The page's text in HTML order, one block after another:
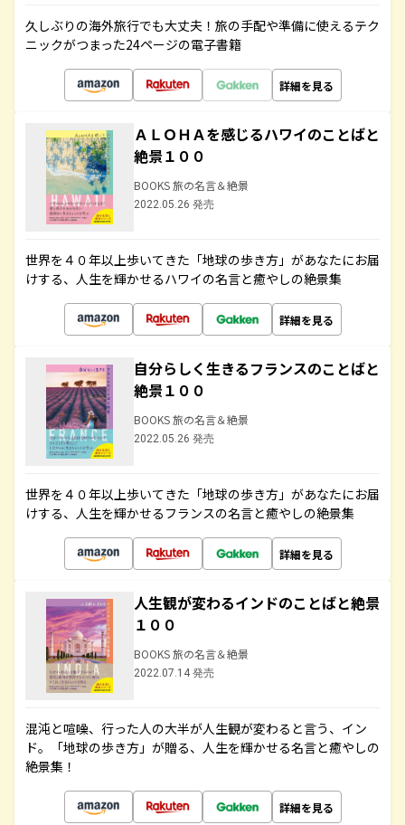
久しぶりの海外旅行でも大丈夫！旅の手配や準備に使えるテク
ニックがつまった24ページの電子書籍
詳細を見る
ＡＬＯＨＡを感じるハワイのことばと
絶景１００
BOOKS 旅の名言＆絶景
2022.05.26 発売
世界を４０年以上歩いてきた「地球の歩き方」があなたにお届
けする、人生を輝かせるハワイの名言と癒やしの絶景集
詳細を見る
自分らしく生きるフランスのことばと
絶景１００
BOOKS 旅の名言＆絶景
2022.05.26 発売
世界を４０年以上歩いてきた「地球の歩き方」があなたにお届
けする、人生を輝かせるフランスの名言と癒やしの絶景集
詳細を見る
人生観が変わるインドのことばと絶景
１００
BOOKS 旅の名言＆絶景
2022.07.14 発売
混沌と喧噪、行った人の大半が人生観が変わると言う、イン
ド。「地球の歩き方」が贈る、人生を輝かせる名言と癒やしの
絶景集！
詳細を見る